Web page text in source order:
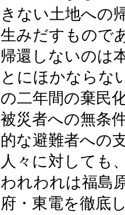
きない土地への
生みだすもので
帰還しないのは
とにほかならな
の二年間の棄民
被災者への無条
的な避難者への
人々に対しても
われわれは福島
府・東電を徹底